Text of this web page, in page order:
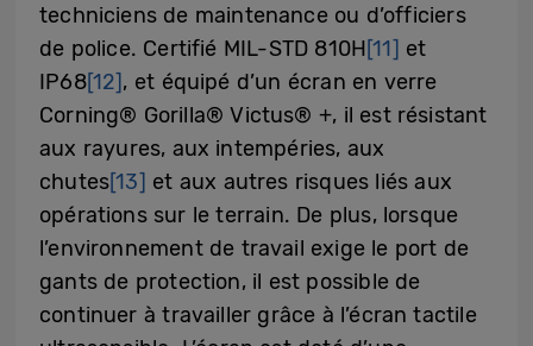
techniciens de maintenance ou d’officiers
de police. Certifié MIL-STD 810H[11] et
IP68[12], et équipé d’un écran en verre
Corning® Gorilla® Victus® +, il est résistant
aux rayures, aux intempéries, aux
chutes[13] et aux autres risques liés aux
opérations sur le terrain. De plus, lorsque
l’environnement de travail exige le port de
gants de protection, il est possible de
continuer à travailler grâce à l’écran tactile